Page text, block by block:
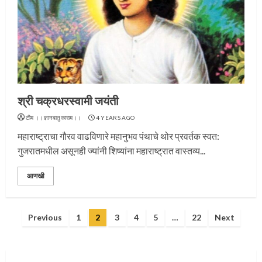
श्री चक्रधरस्वामी जयंती
टीम ।।ज्ञानबातुकाराम।। 4 YEARS AGO
महाराष्ट्राचा गौरव वाढविणारे महानुभव पंथाचे थोर प्रवर्तक स्वत:
गुजरातमधील असूनही ज्यांनी शिष्यांना महाराष्ट्रात वास्तव्य...
आणखी
Previous 1 2 3 4 5 … 22 Next
प्रस्थान सोहळ्यासाठी आळंदी सज्ज